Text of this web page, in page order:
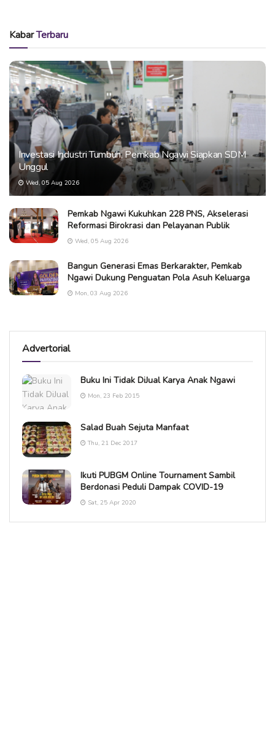
KabarTerbaru
Investasi Industri Tumbuh, Pemkab Ngawi Siapkan SDM
Unggul
Wed, 05 Aug 2026
Pemkab Ngawi Kukuhkan 228 PNS, Akselerasi
Reformasi Birokrasi dan Pelayanan Publik
Wed, 05 Aug 2026
Bangun Generasi Emas Berkarakter, Pemkab
Ngawi Dukung Penguatan Pola Asuh Keluarga
Mon, 03 Aug 2026
Advertorial
Buku Ini Tidak DiJual Karya Anak Ngawi
Mon, 23 Feb 2015
Salad Buah Sejuta Manfaat
Thu, 21 Dec 2017
Ikuti PUBGM Online Tournament Sambil
Berdonasi Peduli Dampak COVID-19
Sat, 25 Apr 2020